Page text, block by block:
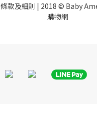
條款及細則 | 2018 © Baby
購物網